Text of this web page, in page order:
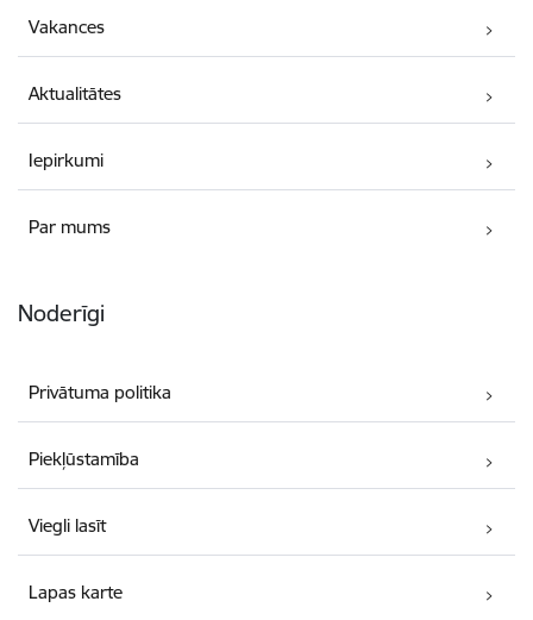
Vakances
Aktualitātes
Iepirkumi
Par mums
Noderīgi
Privātuma politika
Piekļūstamība
Viegli lasīt
Lapas karte